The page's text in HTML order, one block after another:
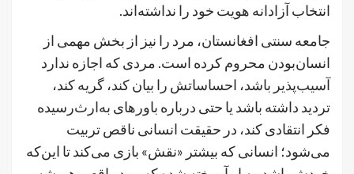
انتخاب آزادانه هویت خود را نداشته‌اند.
جامعه سنتی افغانستان، مرد را نیز از بخش مهمی از
انسان‌بودن محروم کرده است. مردی که اجازه ندارد
آسیب‌پذیر باشد، احساساتش را بیان کند، گریه کند،
تردید داشته باشد یا حتی درباره باورهای به‌ارث‌رسیده
فکر انتقادی کند، در حقیقت انسانی ناقص تربیت
می‌شود؛ انسانی که بیشتر «نقش» بازی می‌کند تا این‌که